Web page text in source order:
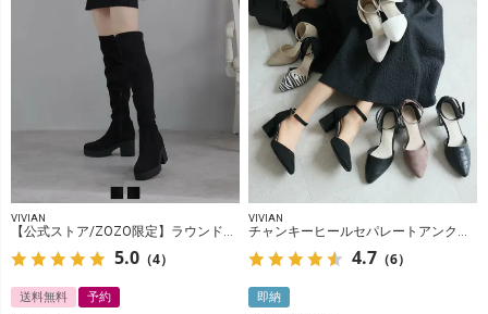
VIVIAN
【公式ストア/ZOZO限定】ラウンドトゥ厚底ストレッチニーハイブーツ
5.0 （4）
送料無料 予約
VIVIAN
チャンキーヒールセパレートアンクルストラップパンプス
4.7 （6）
即納